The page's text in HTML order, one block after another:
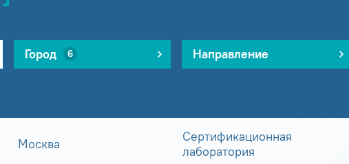
Город 6 Направление
Москва
Сертификационная
лаборатория